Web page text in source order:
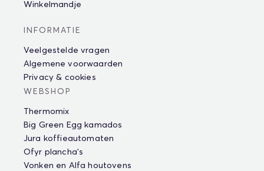
Winkelmandje
INFORMATIE
Veelgestelde vragen
Algemene voorwaarden
Privacy & cookies
WEBSHOP
Thermomix
Big Green Egg kamados
Jura koffieautomaten
Ofyr plancha's
Vonken en Alfa houtovens